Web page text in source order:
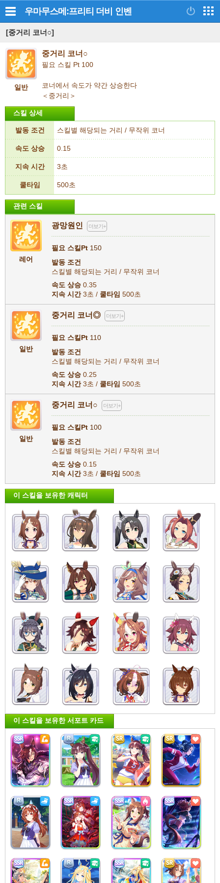
우마무스메:프리티 더비 인벤
[중거리 코너○]
일반
중거리 코너○
필요 스킬 Pt 100
코너에서 속도가 약간 상승한다
＜중거리＞
스킬 상세
발동 조건 스킬별 해당되는 거리 / 무작위 코너
속도 상승 0.15
지속 시간 3초
쿨타임 500초
관련 스킬
레어
광망원인 더보기+
필요 스킬Pt 150
발동 조건
스킬별 해당되는 거리 / 무작위 코너
속도 상승 0.35
지속 시간3초 / 쿨타임 500초
일반
중거리 코너◎ 더보기+
필요 스킬Pt 110
발동 조건
스킬별 해당되는 거리 / 무작위 코너
속도 상승 0.25
지속 시간3초 / 쿨타임 500초
일반
중거리 코너○ 더보기+
필요 스킬Pt 100
발동 조건
스킬별 해당되는 거리 / 무작위 코너
속도 상승 0.15
지속 시간3초 / 쿨타임 500초
이 스킬을 보유한 캐릭터
이 스킬을 보유한 서포트 카드